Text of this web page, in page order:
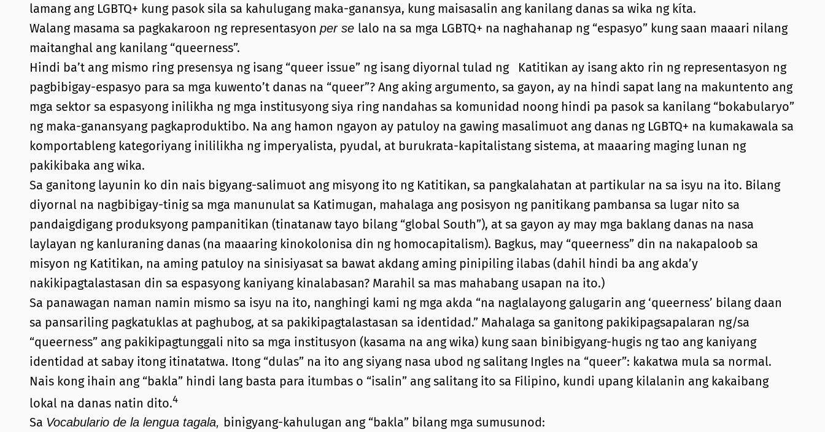
lamang ang LGBTQ+ kung pasok sila sa kahulugang maka-ganansya, kung maisasalin ang kanilang danas sa wika ng kíta.
Walang masama sa pagkakaroon ng representasyon per se lalo na sa mga LGBTQ+ na naghahanap ng “espasyo” kung saan maaari nilang
maitanghal ang kanilang “queerness”.
Hindi ba’t ang mismo ring presensya ng isang “queer issue” ng isang diyornal tulad ng Katitikan ay isang akto rin ng representasyon ng
pagbibigay-espasyo para sa mga kuwento’t danas na “queer”? Ang aking argumento, sa gayon, ay na hindi sapat lang na makuntento ang
mga sektor sa espasyong inilikha ng mga institusyong siya ring nandahas sa komunidad noong hindi pa pasok sa kanilang “bokabularyo”
ng maka-ganansyang pagkaproduktibo. Na ang hamon ngayon ay patuloy na gawing masalimuot ang danas ng LGBTQ+ na kumakawala sa
komportableng kategoriyang inililikha ng imperyalista, pyudal, at burukrata-kapitalistang sistema, at maaaring maging lunan ng
pakikibaka ang wika.
Sa ganitong layunin ko din nais bigyang-salimuot ang misyong ito ng Katitikan, sa pangkalahatan at partikular na sa isyu na ito. Bilang
diyornal na nagbibigay-tinig sa mga manunulat sa Katimugan, mahalaga ang posisyon ng panitikang pambansa sa lugar nito sa
pandaigdigang produksyong pampanitikan (tinatanaw tayo bilang “global South”), at sa gayon ay may mga baklang danas na nasa
laylayan ng kanluraning danas (na maaaring kinokolonisa din ng homocapitalism). Bagkus, may “queerness” din na nakapaloob sa
misyon ng Katitikan, na aming patuloy na sinisiyasat sa bawat akdang aming pinipiling ilabas (dahil hindi ba ang akda’y
nakikipagtalastasan din sa espasyong kaniyang kinalabasan? Marahil sa mas mahabang usapan na ito.)
Sa panawagan naman namin mismo sa isyu na ito, nanghingi kami ng mga akda “na naglalayong galugarin ang ‘queerness’ bilang daan
sa pansariling pagkatuklas at paghubog, at sa pakikipagtalastasan sa identidad.” Mahalaga sa ganitong pakikipagsapalaran ng/sa
“queerness” ang pakikipagtunggali nito sa mga institusyon (kasama na ang wika) kung saan binibigyang-hugis ng tao ang kaniyang
identidad at sabay itong itinatatwa. Itong “dulas” na ito ang siyang nasa ubod ng salitang Ingles na “queer”: kakatwa mula sa normal.
Nais kong ihain ang “bakla” hindi lang basta para itumbas o “isalin” ang salitang ito sa Filipino, kundi upang kilalanin ang kakaibang
lokal na danas natin dito.4
Sa Vocabulario de la lengua tagala, binigyang-kahulugan ang “bakla” bilang mga sumusunod: